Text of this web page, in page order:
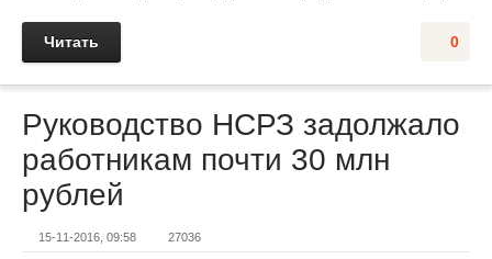
0
Читать
Руководство НСРЗ задолжало
работникам почти 30 млн
рублей
15-11-2016, 09:58 27036